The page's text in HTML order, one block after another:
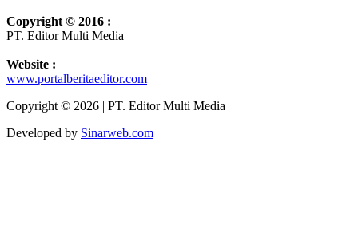
Copyright © 2016 :
PT. Editor Multi Media
Website :
www.portalberitaeditor.com
Copyright © 2026 | PT. Editor Multi Media
Developed by Sinarweb.com